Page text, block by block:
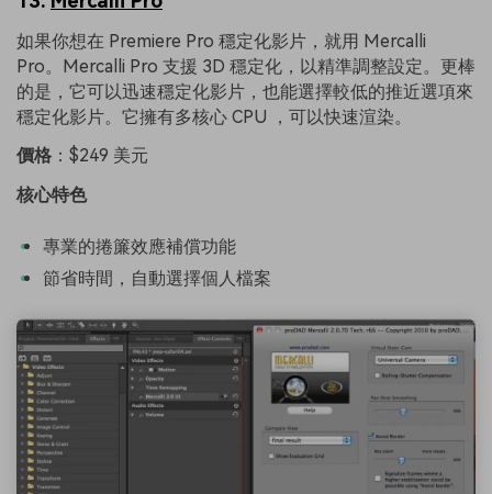
如果你想在 Premiere Pro 穩定化影片，就用 Mercalli
Pro。Mercalli Pro 支援 3D 穩定化，以精準調整設定。更棒
的是，它可以迅速穩定化影片，也能選擇較低的推近選項來
穩定化影片。它擁有多核心 CPU ，可以快速渲染。
價格 ：$249 美元
核心特色
專業的捲簾效應補償功能
節省時間，自動選擇個人檔案